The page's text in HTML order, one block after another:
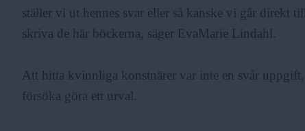
ställer vi ut hennes svar eller så kanske vi går direkt
skriva de här böckerna, säger EvaMarie Lindahl.
Att hitta kvinnliga konstnärer var inte en svår
försöka göra ett urval.